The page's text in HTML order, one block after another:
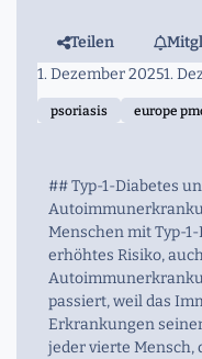
Teilen
1. Dezember 20251.
psoriasis europe
## Typ-1-Diabetes
Menschen mit Typ-
erhöhtes Risiko,
passiert, weil das
Erkrankungen
jeder vierte